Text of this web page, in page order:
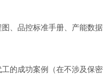
、品控标准手册、产能数据
的成功案例（在不涉及保密